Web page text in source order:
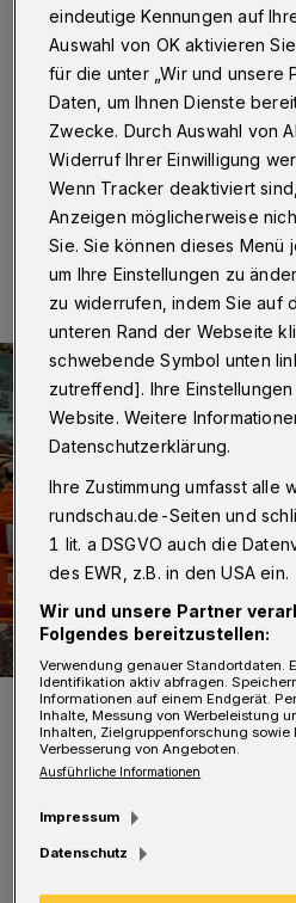
Wuppertal·Wer schon
Elberfelder Innenstadt
City-Arkaden unterwegs war,
dieses Bild die Wirklichkeit
09.12.2023 , 19:00 Uhr Eine
Die Arbeiten auf der Poststraße im
Foto: Wuppertaler Rundschau/rt
eindeutige Kennungen auf
Auswahl von OK aktivieren
für die unter „Wir und unsere
Daten, um Ihnen Dienste
Zwecke. Durch Auswahl von
Widerruf Ihrer Einwilligung
Wenn Tracker deaktiviert
Anzeigen möglicherweise
Sie. Sie können dieses Menü
um Ihre Einstellungen zu
zu widerrufen, indem Sie auf
unteren Rand der Webseite
schwebende Symbol unten
zutreffend]. Ihre
Website. Weitere
Datenschutzerklärung.
Ihre Zustimmung umfasst alle
rundschau.de-Seiten und
1 lit. a DSGVO auch die
des EWR, z.B. in den USA ein.
Wir und unsere Partner
Folgendes bereitzustellen:
Verwendung genauer Standortdaten.
Identifikation aktiv abfragen.
Informationen auf einem Endgerät.
Inhalte, Messung von Werbeleistung
Inhalten, Zielgruppenforschung sowie
Verbesserung von Angeboten.
Ausführliche Informationen
Impressum
Datenschutz